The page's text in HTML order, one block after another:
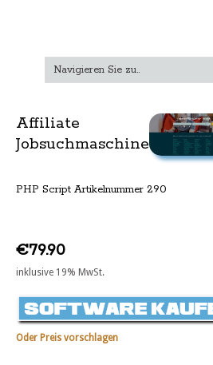
Affiliate
Jobsuchmaschine
PHP Script Artikelnummer 290
€79.90
inklusive 19% MwSt.
Oder Preis vorschlagen